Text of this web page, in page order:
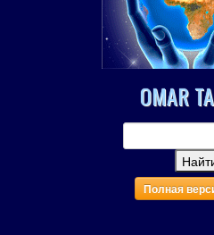
OMAR
Полная